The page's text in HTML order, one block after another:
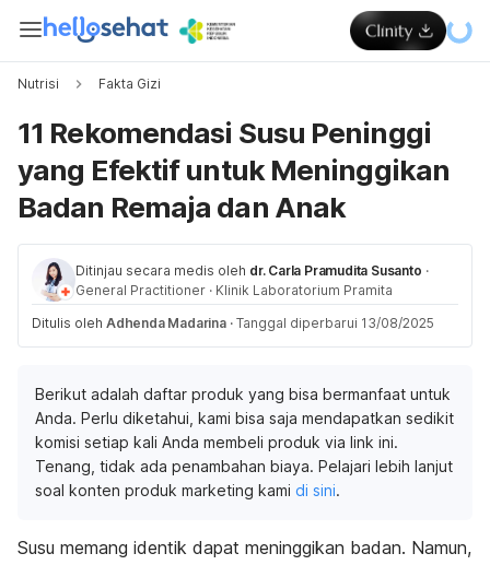
Nutrisi Fakta Gizi
11 Rekomendasi Susu Peninggi
yang Efektif untuk Meninggikan
Badan Remaja dan Anak
Ditinjau secara medis oleh dr. Carla Pramudita Susanto ·
General Practitioner · Klinik Laboratorium Pramita
Ditulis oleh Adhenda Madarina · Tanggal diperbarui 13/08/2025
Berikut adalah daftar produk yang bisa bermanfaat untuk
Anda. Perlu diketahui, kami bisa saja mendapatkan sedikit
komisi setiap kali Anda membeli produk via link ini.
Tenang, tidak ada penambahan biaya. Pelajari lebih lanjut
soal konten produk marketing kami di sini.
Susu memang identik dapat meninggikan badan. Namun,